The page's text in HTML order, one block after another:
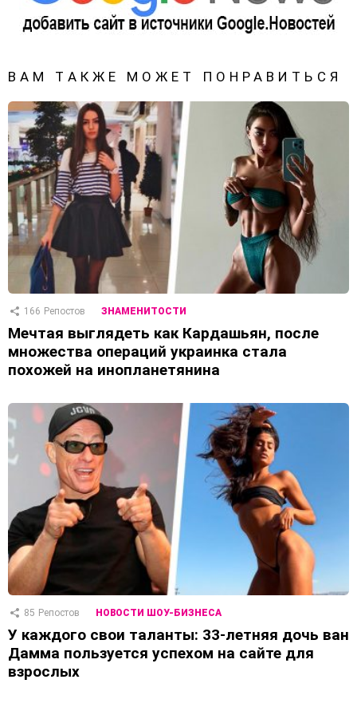
ВАМ ТАКЖЕ МОЖЕТ ПОНРАВИТЬСЯ
166 Репостов ЗНАМЕНИТОСТИ
Мечтая выглядеть как Кардашьян, после
множества операций украинка стала
похожей на инопланетянина
85 Репостов НОВОСТИ ШОУ-БИЗНЕСА
У каждого свои таланты: 33-летняя дочь ван
Дамма пользуется успехом на сайте для
взрослых